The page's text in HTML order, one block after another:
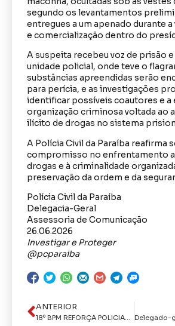
segundo os levantamentos
entregues a um apenado durante a
e comercialização dentro do
A suspeita recebeu voz de prisão
unidade policial, onde teve o
substâncias apreendidas serão
para perícia, e as investigações
identificar possíveis coautores e a
organização criminosa voltada ao
ilícito de drogas no sistema
A Polícia Civil da Paraíba reafirma
compromisso no enfrentamento
drogas e à criminalidade
preservação da ordem e da
Polícia Civil da Paraíba
Delegacia-Geral
Assessoria de Comunicação
26.06.2026
Investigar e Proteger
@pcparaiba
ANTERIOR
18º BPM REFORÇA POLICIAMENTO DURANTE A OPERAÇÃO FESTEJOS JUNINOS – DIAS 24 E 25 DE JUNHO